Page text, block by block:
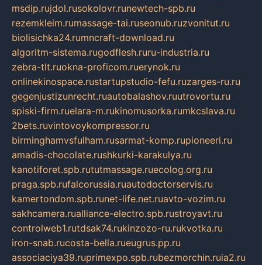
msdip.rujdol.rusokolovr.runewtech-spb.ru
rezemkleim.rumassage-tai.ruseonub.ruzvonitut.ru
biolisichka24.rumncraft-download.ru
algoritm-sistema.rugodflesh.ruru-industria.ru
zebra-tlt.ruokna-proficom.ruerynok.ru
onlinekinospace.rustartupstudio-fefu.ruzarges-ru.ru
gegenjustizunrecht.ruautobalashov.ruutrovortu.ru
spiski-firm.ruelara-m.rukinomusorka.rumkcslava.ru
2bets.ruvintovoykompressor.ru
birminghamvsfulham.rusarmat-komp.rupioneeri.ru
amadis-chocolate.rushkurki-karakulya.ru
kanotiforet.spb.rututmassage.ruecolog.org.ru
praga.spb.rufalcorussia.ruautodoctorservis.ru
kamertondom.spb.runet-life.net.ruavto-vozim.ru
sakhcamera.rualliance-electro.spb.rustroyavt.ru
controlweb1.rutdsak74.rukinzozo-ru.rukvotka.ru
iron-snab.rucosta-bella.rueugrus.pp.ru
associaciya39.ruprimexpo.spb.rubezmorchin.ruia2.ru